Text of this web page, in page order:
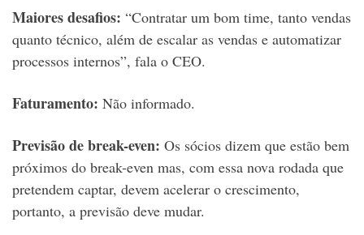
Maiores desafios: “Contratar um bom time, tanto vendas
quanto técnico, além de escalar as vendas e automatizar
processos internos”, fala o CEO.
Faturamento: Não informado.
Previsão de break-even: Os sócios dizem que estão bem
próximos do break-even mas, com essa nova rodada que
pretendem captar, devem acelerar o crescimento,
portanto, a previsão deve mudar.